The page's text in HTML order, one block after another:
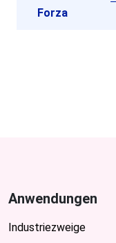
Forza
Anwendungen
Industriezweige